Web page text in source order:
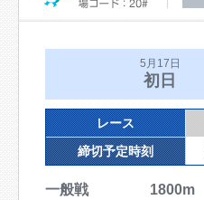
5月17日
初日
レース
締切予定時刻
一般戦 1800m